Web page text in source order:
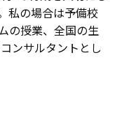
私の場合は予備校
の授業、全国の生
ンサルタントとし